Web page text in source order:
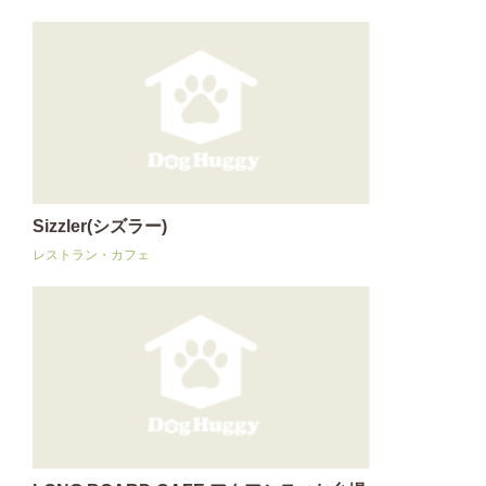
Sizzler(シズラー)
レストラン・カフェ